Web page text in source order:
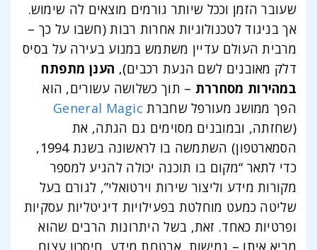
שעובר הזמן וככל שיותר גורמים מוצאים לה שימוש.
אך בניגוד לטכנולוגיות אחרות רבות (חשבו על כך –
מרבית העולם עדיין משתמש במנוע בעירה על בסיס
דלק מאובנים לשם הנעת רכבים), הענן מתפתח
במהירות מסחררת – תוך כשלושה עשורים, הוא
הפך ממושג מעורפל שחברת General Magic
(שחזתה, ובמובנים מסוימים גם הגתה, את
הסמארטפון) השתמשה בו לראשונה בשנת 1994,
כדי לתאר “מקום בו תוכנה יכולה להגיע למספר
מקורות מידע וליצור שירות וירטואלי”, לגורם בעל
שליטה כמעט מוחלטת בפעילויות דיגיטליות עסקיות
ופרטיות כאחד. זאת, בשל היתרונות הרבים שהוא